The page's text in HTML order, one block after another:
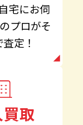
宅にお伺
プロがそ
定！
取